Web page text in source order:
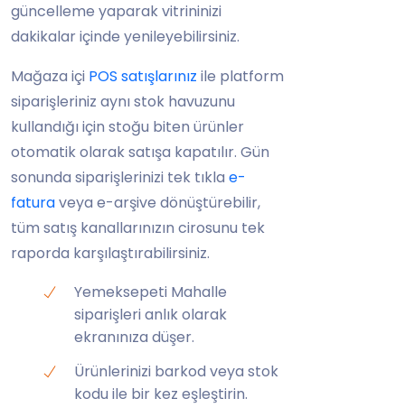
güncelleme yaparak vitrininizi
dakikalar içinde yenileyebilirsiniz.
Mağaza içi POS satışlarınız ile platform
siparişleriniz aynı stok havuzunu
kullandığı için stoğu biten ürünler
otomatik olarak satışa kapatılır. Gün
sonunda siparişlerinizi tek tıkla e-
faturaveya e-arşive dönüştürebilir,
tüm satış kanallarınızın cirosunu tek
raporda karşılaştırabilirsiniz.
Yemeksepeti Mahalle
siparişleri anlık olarak
ekranınıza düşer.
Ürünlerinizi barkod veya stok
kodu ile bir kez eşleştirin.